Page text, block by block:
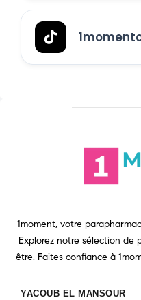
1moment, votre
Explorez notre sélection de
être. Faites confiance à
YACOUB EL MANSOUR